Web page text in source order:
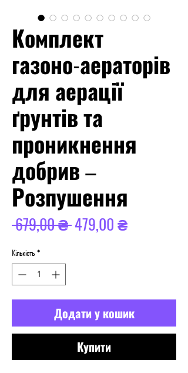
Комплект
газоно-аераторів
для аерації
ґрунтів та
проникнення
добрив –
Розпушення
679,00 ₴ Звичайна
479,00 ₴За
Кількість *
Додати у кошик
Купити